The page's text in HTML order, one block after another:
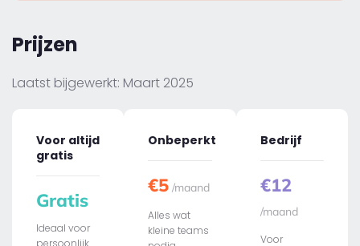
Prijzen
Laatst bijgewerkt: Maart 2025
Voor altijd
gratis
Gratis
Ideaal voor
persoonlijk
Onbeperkt
€5 /maand
Alles wat
kleine teams
Bedrijf
€12
/maand
Voor